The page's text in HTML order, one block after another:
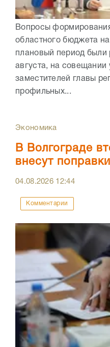
Вопросы
областного бюджета
плановый период были
августа, на совещании
заместителей главы
профильных...
Экономика
В Волгограде
внесут
04.08.2026 12:44
Комментарии